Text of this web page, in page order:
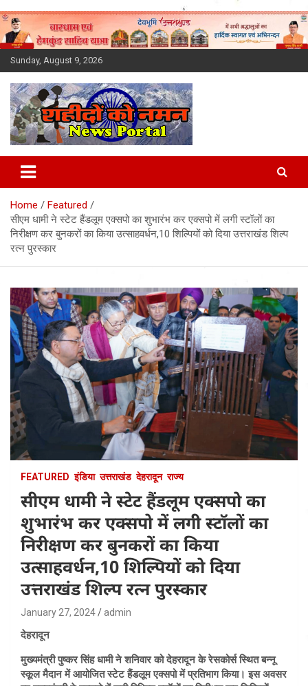
Skip
to
content
Sunday, August 9, 2026
Latest News Today, Breaking
News, Uttarakhand News in
Hindi
Home
Featured
सीएम धामी ने स्टेट हैंडलूम एक्सपो का शुभारंभ कर एक्सपो में लगी स्टॉलों का
निरीक्षण कर बुनकरों का किया उत्साहवर्धन,10 शिल्पियों को दिया उत्तराखंड शिल्प
रत्न पुरस्कार
FEATURED इंडिया उत्तराखंड देहरादून राज्य
सीएम धामी ने स्टेट हैंडलूम एक्सपो का
शुभारंभ कर एक्सपो में लगी स्टॉलों का
निरीक्षण कर बुनकरों का किया
उत्साहवर्धन,10 शिल्पियों को दिया
उत्तराखंड शिल्प रत्न पुरस्कार
January 27, 2024 admin
देहरादून
मुख्यमंत्री पुष्कर सिंह धामी ने शनिवार को देहरादून के रेसकोर्स स्थित बन्नू
स्कूल मैदान में आयोजित स्टेट हैंडलूम एक्सपो में प्रतिभाग किया। इस अवसर